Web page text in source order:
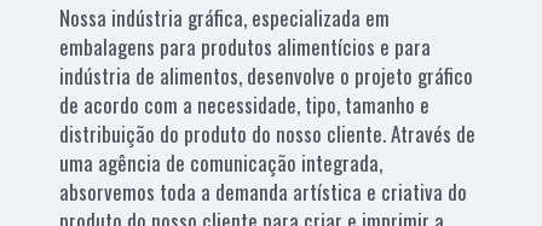
Nossa indústria gráfica, especializada em
embalagens para produtos alimentícios e para
indústria de alimentos, desenvolve o projeto gráfico
de acordo com a necessidade, tipo, tamanho e
distribuição do produto do nosso cliente. Através de
uma agência de comunicação integrada,
absorvemos toda a demanda artística e criativa do